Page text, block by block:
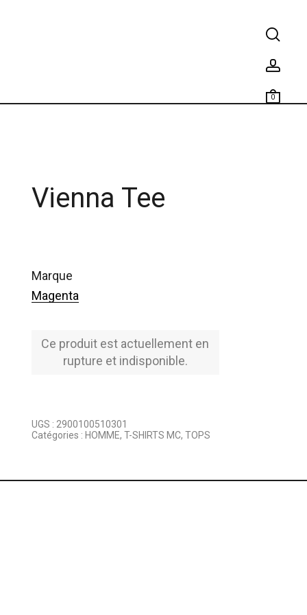
0
Vienna Tee
marque
Magenta
Ce produit est actuellement en
rupture et indisponible.
UGS : 2900100510301
Catégories : HOMME, T-SHIRTS MC, TOPS